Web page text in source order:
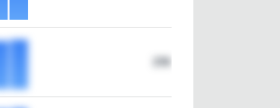
219